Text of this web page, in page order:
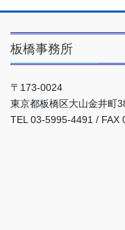
板橋事務所
〒173-0024
東京都板橋区大山金井町
TEL 03-5995-4491 / FAX